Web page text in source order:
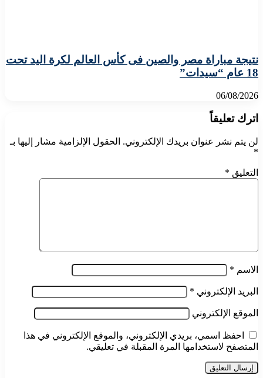
نتيجة مباراة مصر والصين فى كأس العالم لكرة اليد تحت
18 عام “سيدات”
06/08/2026
اترك تعليقاً
لن يتم نشر عنوان بريدك الإلكتروني. الحقول الإلزامية مشار إليها بـ
*
التعليق *
الاسم *
البريد الإلكتروني *
الموقع الإلكتروني
احفظ اسمي، بريدي الإلكتروني، والموقع الإلكتروني في هذا
المتصفح لاستخدامها المرة المقبلة في تعليقي.